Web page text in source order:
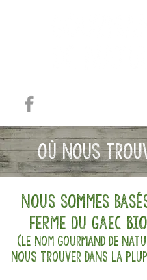
OÙ NOUS
Nous sommes
ferme du gaec
(le nom gourmand de
nous trouver dans la